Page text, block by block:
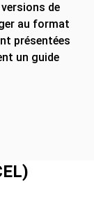
de
au format
présentées
un guide